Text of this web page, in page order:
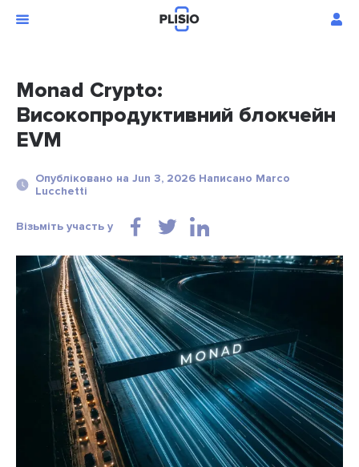
Monad Crypto:
Високопродуктивний блокчейн
EVM
Опубліковано на Jun 3, 2026 Написано Marco
Lucchetti
Візьміть участь у